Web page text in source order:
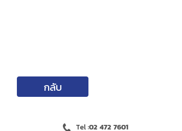
กลับ
Tel :02 472 7601